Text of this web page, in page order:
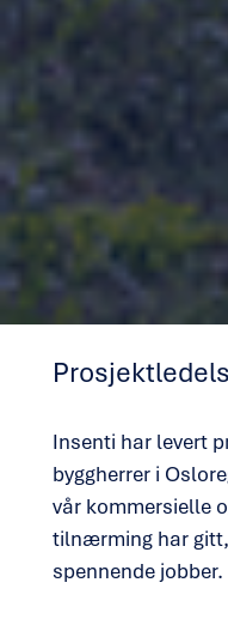
Insenti har levert
byggherrer i
vår kommersielle
tilnærming har
spennende jobber.